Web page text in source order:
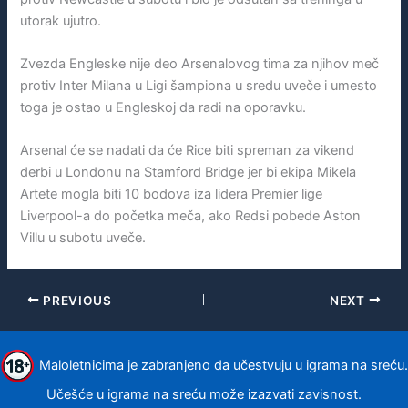
utorak ujutro.
Zvezda Engleske nije deo Arsenalovog tima za njihov meč
protiv Inter Milana u Ligi šampiona u sredu uveče i umesto
toga je ostao u Engleskoj da radi na oporavku.
Arsenal će se nadati da će Rice biti spreman za vikend
derbi u Londonu na Stamford Bridge jer bi ekipa Mikela
Artete mogla biti 10 bodova iza lidera Premier lige
Liverpool-a do početka meča, ako Redsi pobede Aston
Villu u subotu uveče.
PREVIOUS NEXT
Maloletnicima je zabranjeno da učestvuju u igrama na sreću.
Učešće u igrama na sreću može izazvati zavisnost.